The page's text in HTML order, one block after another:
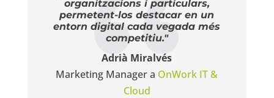
organitzacions i particulars,
permetent-los destacar en un
entorn digital cada vegada més
competitiu."
Adrià Miralvés
Marketing Manager a OnWork IT &
Cloud